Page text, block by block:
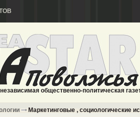
независимая общественно-политическая
Маркетинговые , социологические